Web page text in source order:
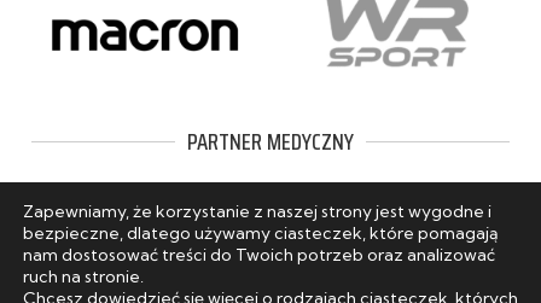
PARTNER MEDYCZNY
Zapewniamy, że korzystanie z naszej strony jest wygodne i
bezpieczne, dlatego używamy ciasteczek, które pomagają
nam dostosować treści do Twoich potrzeb oraz analizować
ruch na stronie.
Chcesz dowiedzieć się więcej o rodzajach ciasteczek, których